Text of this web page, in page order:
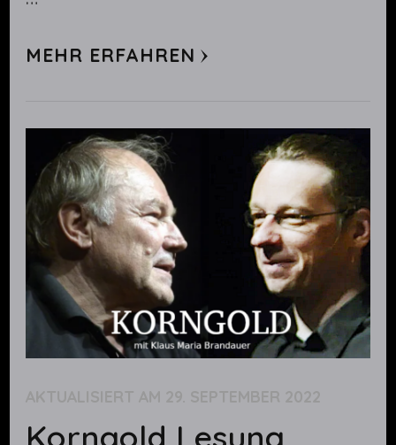
MEHR ERFAHREN
AKTUALISIERT AM 29. SEPTEMBER 2022
Korngold Lesung